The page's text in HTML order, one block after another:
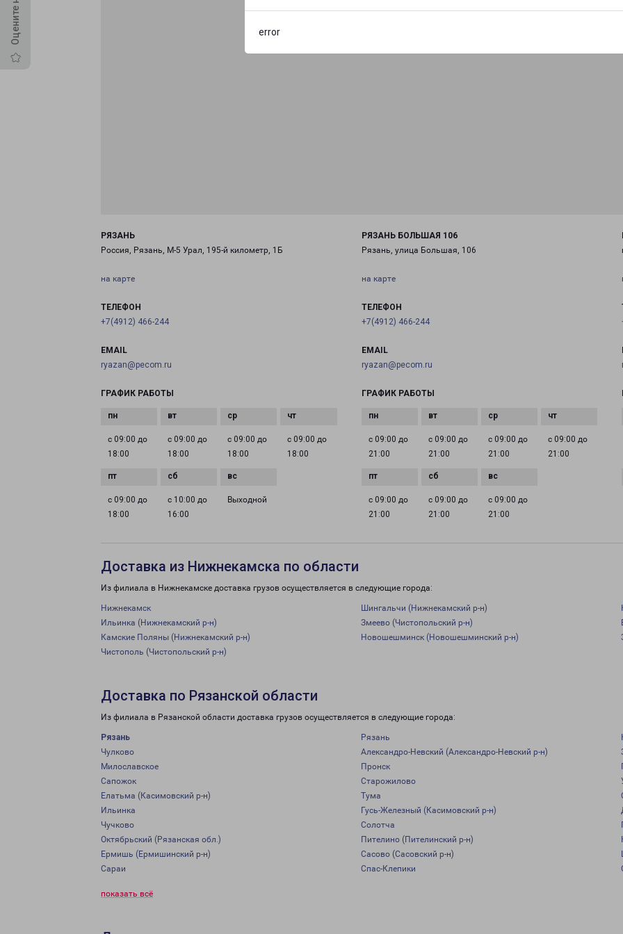
error
РЯЗАНЬ
Россия, Рязань, М-5 Урал, 195-й километр, 1Б
на карте
ТЕЛЕФОН
+7(4912) 466-244
EMAIL
ryazan@pecom.ru
ГРАФИК РАБОТЫ
с 09:00 до
18:00
с 09:00 до
18:00
с 09:00 до
18:00
с 09:00 до
18:00
с 09:00 до
18:00
с 10:00 до
16:00
Выходной
РЯЗАНЬ БОЛЬШАЯ 106
Рязань, улица Большая, 106
на карте
ТЕЛЕФОН
+7(4912) 466-244
EMAIL
ryazan@pecom.ru
ГРАФИК РАБОТЫ
с 09:00 до
21:00
с 09:00 до
21:00
с 09:00 до
21:00
с 09:00 до
21:00
с 09:00 до
21:00
с 09:00 до
21:00
с 09:00 до
21:00
Доставка из Нижнекамска по области
Из филиала в Нижнекамске доставка грузов осуществляется в следующие города:
Нижнекамск Шингальчи (Нижнекамский р-н)
Ильинка (Нижнекамский р-н)
Змеево (Чистопольский р-н)
Камские Поляны (Нижнекамский р-н)
Новошешминск (Новошешминский р-н)
Чистополь (Чистопольский р-н)
Доставка по Рязанской области
Из филиала в Рязанской области доставка грузов осуществляется в следующие города:
Рязань Рязань
Чулково
Александро-Невский (Александро-Невский р-н)
Милославское
Пронск
Сапожок
Старожилово
Елатьма (Касимовский р-н)
Тума
Ильинка
Гусь-Железный (Касимовский р-н)
Чучково
Солотча
Октябрьский (Рязанская обл.)
Пителино (Пителинский р-н)
Ермишь (Ермишинский р-н)
Сасово (Сасовский р-н)
Сараи
Спас-Клепики
показать всё